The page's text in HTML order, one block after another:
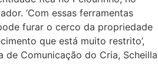
‘Com essas ferramentas
furar o cerco da propriedade
que está muito restrito’,
de Comunicação do Cria, Scheilla